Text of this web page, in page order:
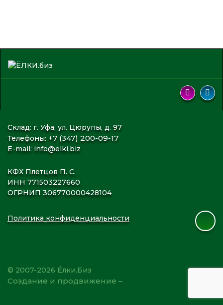
Склад: г. Уфа, ул. Цюрупы, д. 97
Телефоны: +7 (347) 200-09-17
E-mail: info@elki.biz
КФХ Плетцов П. С.
ИНН 771503227660
ОГРНИП 306770000428104
Политика конфиденциальности
© 2007-2026 Ёлки.Биз
Создание и продвижение –